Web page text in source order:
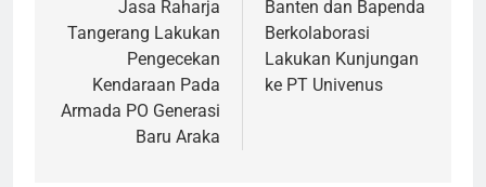
Jasa Raharja
Tangerang Lakukan
Pengecekan
Kendaraan Pada
Armada PO Generasi
Baru Araka
Banten dan Bapenda
Berkolaborasi
Lakukan Kunjungan
ke PT Univenus